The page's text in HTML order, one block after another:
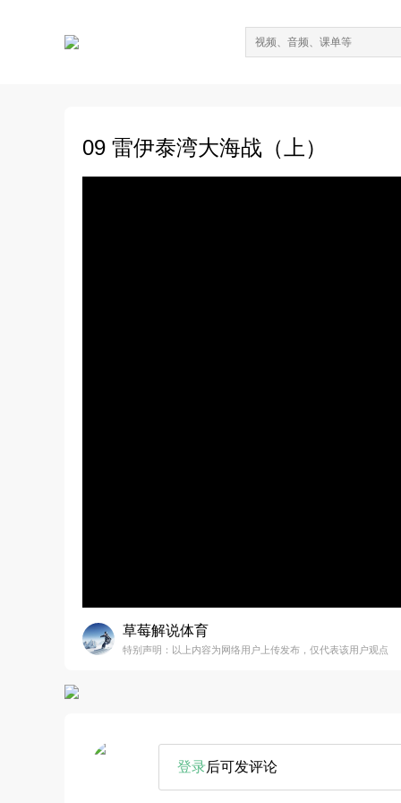
09 雷伊泰湾大海战（上）
草莓解说体育
特别声明：以上内容为网络用户上传发布，仅代表该用户观点
登录后可发评论